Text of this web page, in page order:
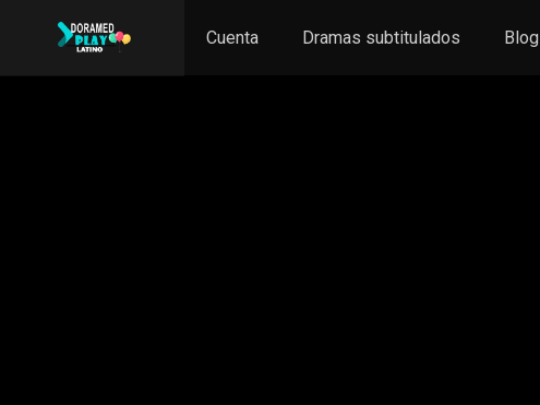
Cuenta Dramas subtitulados Blog